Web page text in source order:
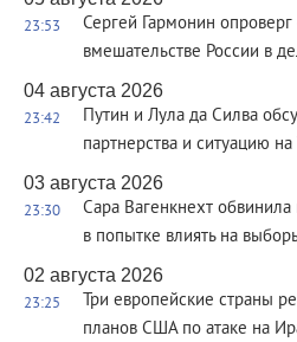
23:53
Сергей Гармонин
вмешательстве России в
04 августа 2026
23:42
Путин и Лула да Силва
партнерства и ситуацию
03 августа 2026
23:30
Сара Вагенкнехт
в попытке влиять на
02 августа 2026
23:25
Три европейские страны
планов США по атаке на